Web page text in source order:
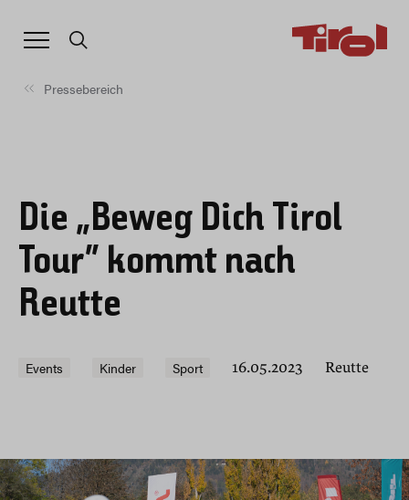
Pressebereich
Die „Beweg Dich Tirol
Tour“ kommt nach
Reutte
Events Kinder Sport 16.05.2023 Reutte